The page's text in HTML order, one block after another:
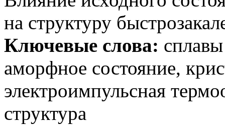
на структуру
Ключевые слова:
аморфное состояние,
электроимпульсная
структура